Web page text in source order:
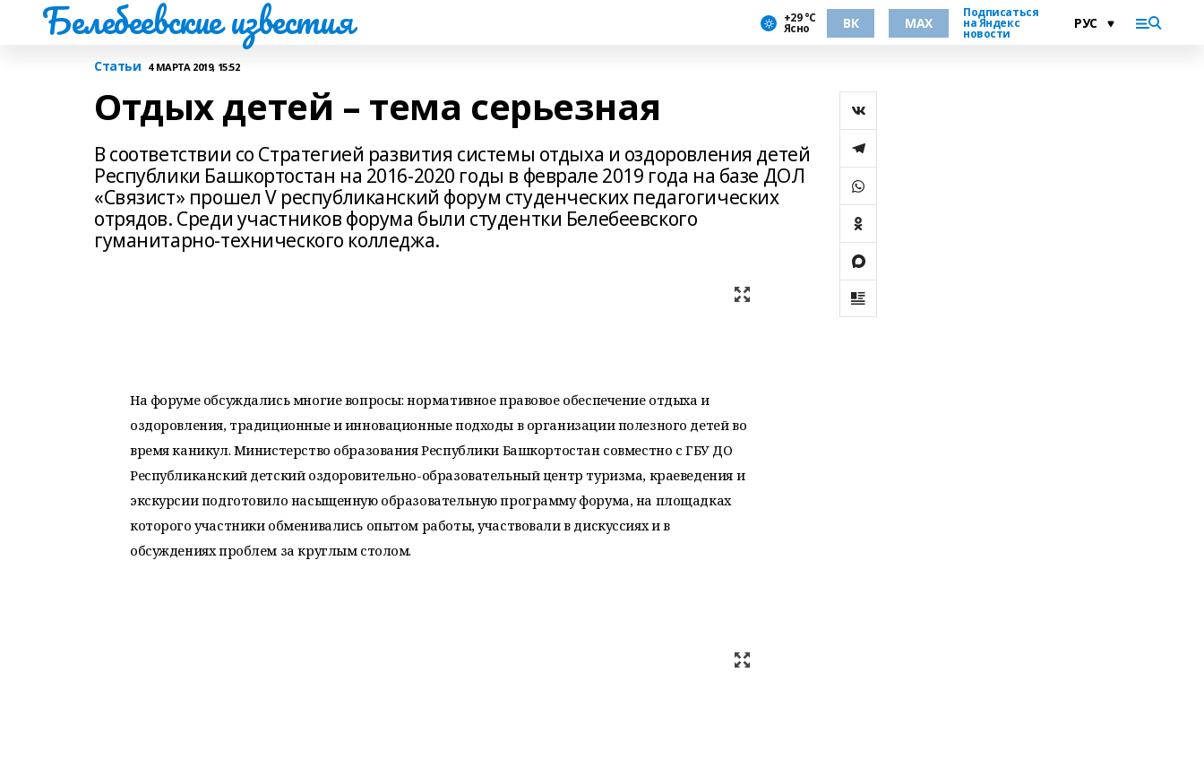
Белебеевские известия +29 °С
Ясно ВК MAX
Подписаться
на Яндекс
новости
Статьи 4 МАРТА 2019, 15:52
Отдых детей – тема серьезная
В соответствии со Стратегией развития системы отдыха и оздоровления детей
Республики Башкортостан на 2016-2020 годы в феврале 2019 года на базе ДОЛ
«Связист» прошел V республиканский форум студенческих педагогических
отрядов. Среди участников форума были студентки Белебеевского
гуманитарно-технического колледжа.
На форуме обсуждались многие вопросы: нормативное правовое обеспечение отдыха и
оздоровления, традиционные и инновационные подходы в организации полезного детей во
время каникул. Министерство образования Республики Башкортостан совместно с ГБУ ДО
Республиканский детский оздоровительно-образовательный центр туризма, краеведения и
экскурсии подготовило насыщенную образовательную программу форума, на площадках
которого участники обменивались опытом работы, участвовали в дискуссиях и в
обсуждениях проблем за круглым столом.